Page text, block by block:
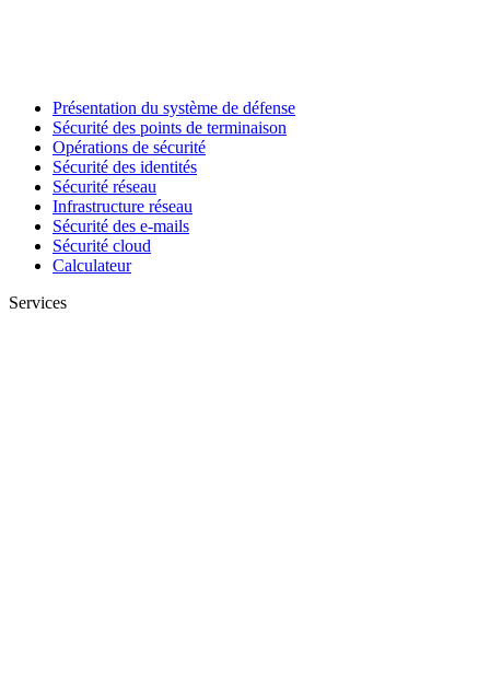
Présentation du système de défense
Sécurité des points de terminaison
Opérations de sécurité
Sécurité des identités
Sécurité réseau
Infrastructure réseau
Sécurité des e-mails
Sécurité cloud
Calculateur
Services